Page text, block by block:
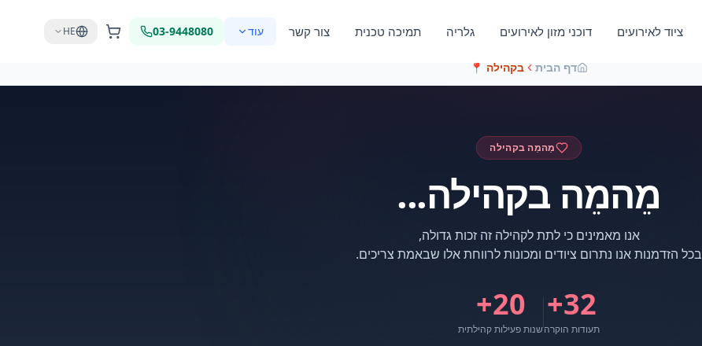
03-9448080
HE ציוד לאירועים דוכני מזון לאירועים גלריה תמיכה טכנית צור קשר עוד
דף הבית בקהילה 📍
מֵהמֵה בקהילה
מֵהמֵה בקהילה...
בכל הזדמנות אנו נתרום ציודים ומכונות לרווחת אלו שבאמת צריכים.
32
+
תעודות הוקרה
20+
שנות פעילות קהילתית